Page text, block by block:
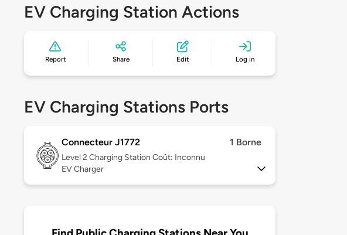
EV Charging Station Actions
Report Share Edit Log in
EV Charging Stations Ports
Connecteur J1772 1 Borne
Level 2 Charging Station Coût: Inconnu
EV Charger